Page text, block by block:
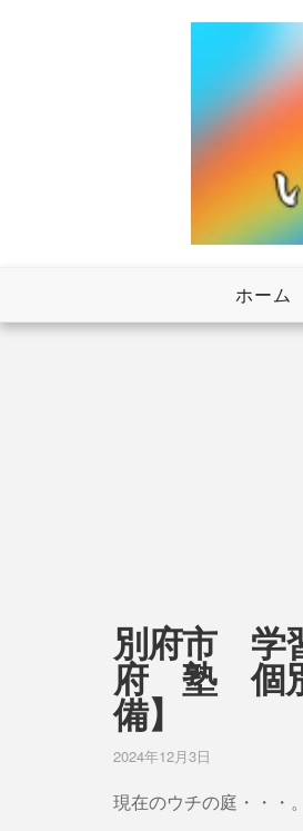
学習塾
ホーム
別府市 学
府 塾 個
備】
2024年12月3日
現在のウチの庭・・・。